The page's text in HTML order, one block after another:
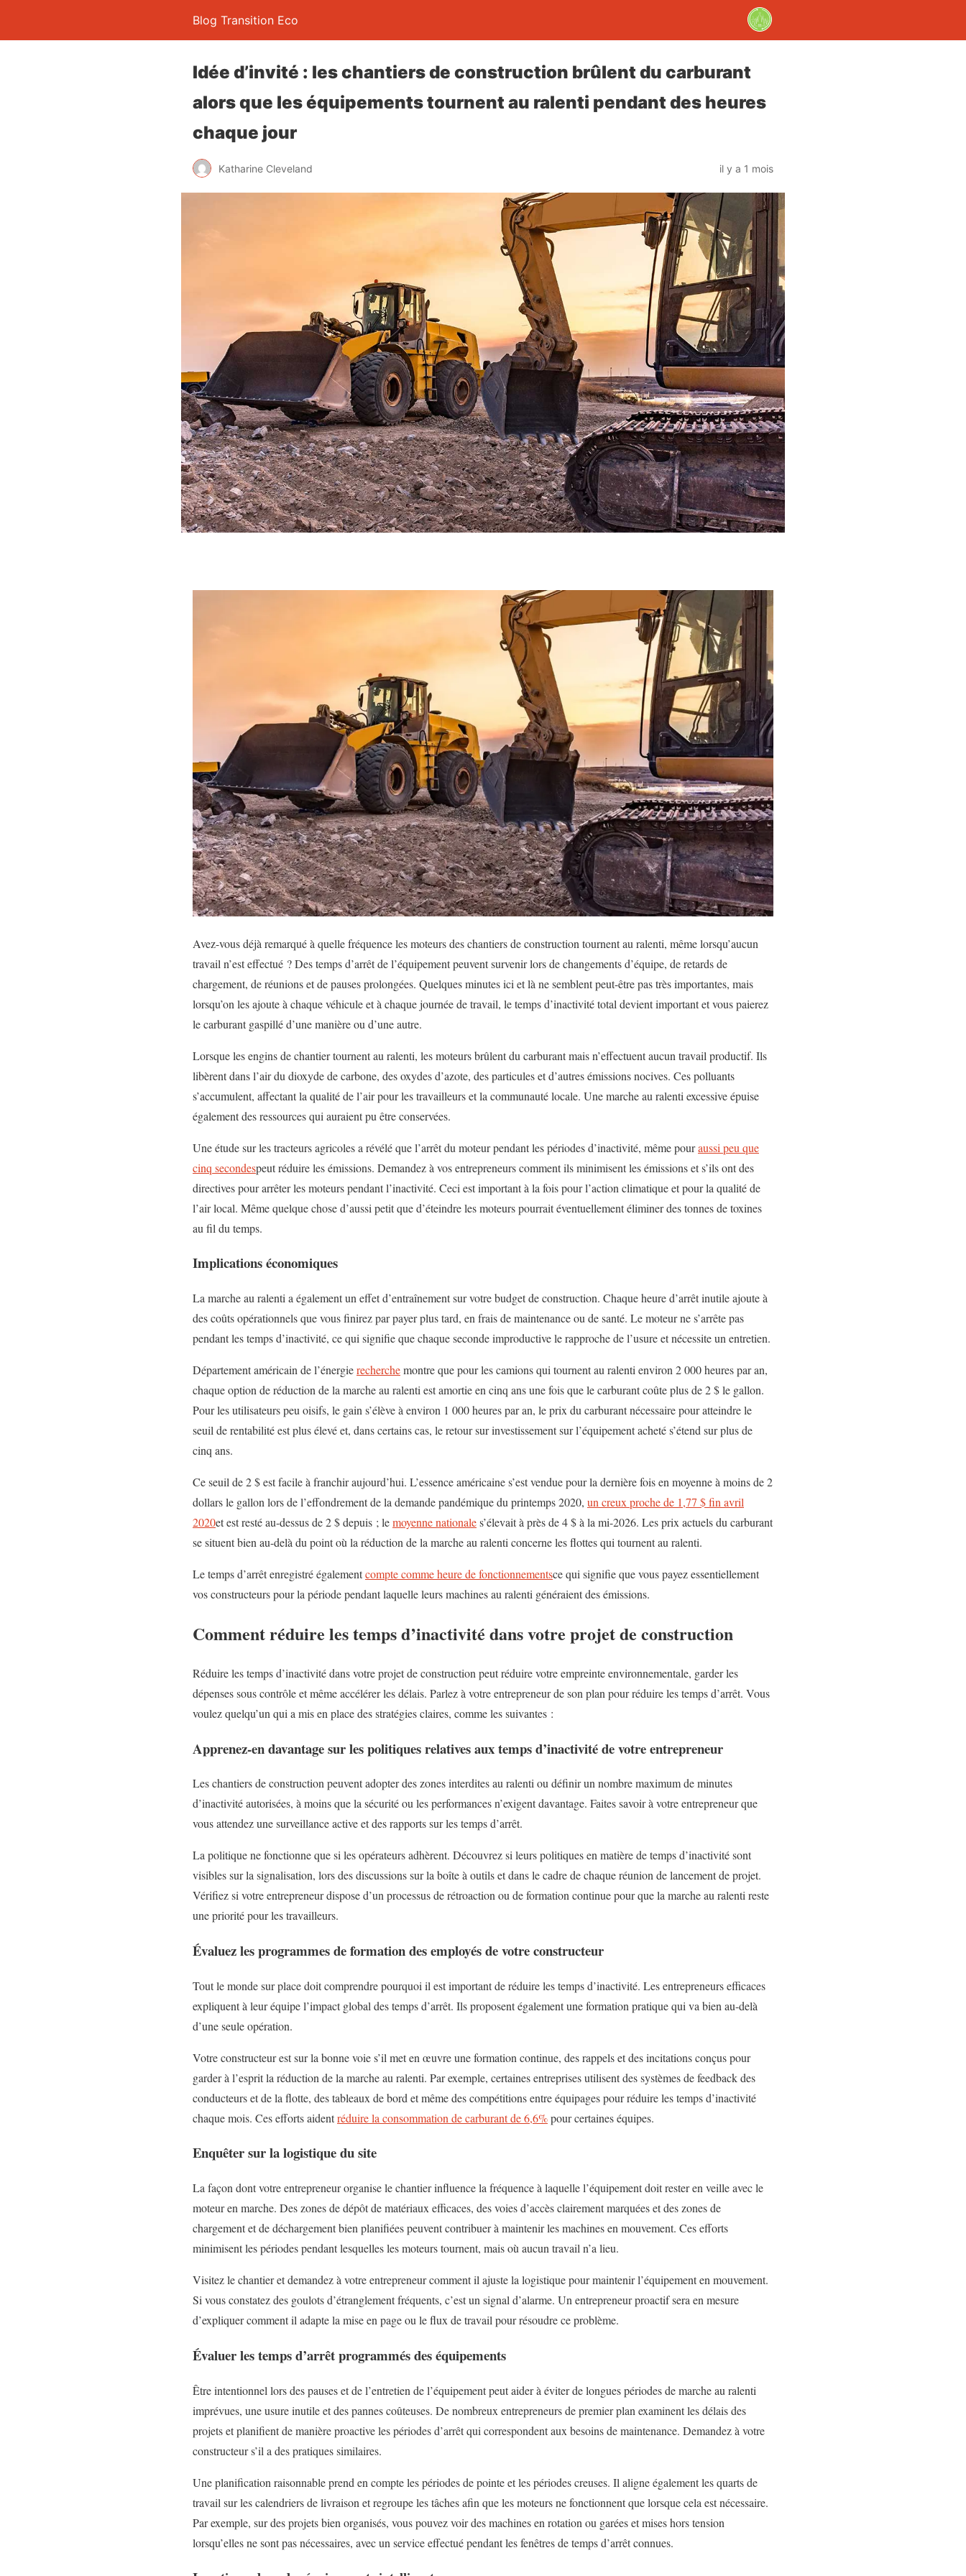
Blog Transition Eco
Idée d’invité : les chantiers de construction brûlent du carburant
alors que les équipements tournent au ralenti pendant des heures
chaque jour
Katharine Cleveland il y a 1 mois
Avez-vous déjà remarqué à quelle fréquence les moteurs des chantiers de construction tournent au ralenti, même lorsqu’aucun
travail n’est effectué ? Des temps d’arrêt de l’équipement peuvent survenir lors de changements d’équipe, de retards de
chargement, de réunions et de pauses prolongées. Quelques minutes ici et là ne semblent peut-être pas très importantes, mais
lorsqu’on les ajoute à chaque véhicule et à chaque journée de travail, le temps d’inactivité total devient important et vous paierez
le carburant gaspillé d’une manière ou d’une autre.
Lorsque les engins de chantier tournent au ralenti, les moteurs brûlent du carburant mais n’effectuent aucun travail productif. Ils
libèrent dans l’air du dioxyde de carbone, des oxydes d’azote, des particules et d’autres émissions nocives. Ces polluants
s’accumulent, affectant la qualité de l’air pour les travailleurs et la communauté locale. Une marche au ralenti excessive épuise
également des ressources qui auraient pu être conservées.
Une étude sur les tracteurs agricoles a révélé que l’arrêt du moteur pendant les périodes d’inactivité, même pouraussi peu que
cinq secondespeut réduire les émissions. Demandez à vos entrepreneurs comment ils minimisent les émissions et s’ils ont des
directives pour arrêter les moteurs pendant l’inactivité. Ceci est important à la fois pour l’action climatique et pour la qualité de
l’air local. Même quelque chose d’aussi petit que d’éteindre les moteurs pourrait éventuellement éliminer des tonnes de toxines
au fil du temps.
Implications économiques
La marche au ralenti a également un effet d’entraînement sur votre budget de construction. Chaque heure d’arrêt inutile ajoute à
des coûts opérationnels que vous finirez par payer plus tard, en frais de maintenance ou de santé. Le moteur ne s’arrête pas
pendant les temps d’inactivité, ce qui signifie que chaque seconde improductive le rapproche de l’usure et nécessite un entretien.
Département américain de l’énergierecherchemontre que pour les camions qui tournent au ralenti environ 2 000 heures par an,
chaque option de réduction de la marche au ralenti est amortie en cinq ans une fois que le carburant coûte plus de 2 $ le gallon.
Pour les utilisateurs peu oisifs, le gain s’élève à environ 1 000 heures par an, le prix du carburant nécessaire pour atteindre le
seuil de rentabilité est plus élevé et, dans certains cas, le retour sur investissement sur l’équipement acheté s’étend sur plus de
cinq ans.
Ce seuil de 2 $ est facile à franchir aujourd’hui. L’essence américaine s’est vendue pour la dernière fois en moyenne à moins de 2
dollars le gallon lors de l’effondrement de la demande pandémique du printemps 2020, un creux proche de 1,77 $ fin avril
2020et est resté au-dessus de 2 $ depuis ; lemoyenne nationales’élevait à près de 4 $ à la mi-2026. Les prix actuels du carburant
se situent bien au-delà du point où la réduction de la marche au ralenti concerne les flottes qui tournent au ralenti.
Le temps d’arrêt enregistré égalementcompte comme heure de fonctionnementsce qui signifie que vous payez essentiellement
vos constructeurs pour la période pendant laquelle leurs machines au ralenti généraient des émissions.
Comment réduire les temps d’inactivité dans votre projet de construction
Réduire les temps d’inactivité dans votre projet de construction peut réduire votre empreinte environnementale, garder les
dépenses sous contrôle et même accélérer les délais. Parlez à votre entrepreneur de son plan pour réduire les temps d’arrêt. Vous
voulez quelqu’un qui a mis en place des stratégies claires, comme les suivantes :
Apprenez-en davantage sur les politiques relatives aux temps d’inactivité de votre entrepreneur
Les chantiers de construction peuvent adopter des zones interdites au ralenti ou définir un nombre maximum de minutes
d’inactivité autorisées, à moins que la sécurité ou les performances n’exigent davantage. Faites savoir à votre entrepreneur que
vous attendez une surveillance active et des rapports sur les temps d’arrêt.
La politique ne fonctionne que si les opérateurs adhèrent. Découvrez si leurs politiques en matière de temps d’inactivité sont
visibles sur la signalisation, lors des discussions sur la boîte à outils et dans le cadre de chaque réunion de lancement de projet.
Vérifiez si votre entrepreneur dispose d’un processus de rétroaction ou de formation continue pour que la marche au ralenti reste
une priorité pour les travailleurs.
Évaluez les programmes de formation des employés de votre constructeur
Tout le monde sur place doit comprendre pourquoi il est important de réduire les temps d’inactivité. Les entrepreneurs efficaces
expliquent à leur équipe l’impact global des temps d’arrêt. Ils proposent également une formation pratique qui va bien au-delà
d’une seule opération.
Votre constructeur est sur la bonne voie s’il met en œuvre une formation continue, des rappels et des incitations conçus pour
garder à l’esprit la réduction de la marche au ralenti. Par exemple, certaines entreprises utilisent des systèmes de feedback des
conducteurs et de la flotte, des tableaux de bord et même des compétitions entre équipages pour réduire les temps d’inactivité
chaque mois. Ces efforts aidentréduire la consommation de carburant de 6,6%pour certaines équipes.
Enquêter sur la logistique du site
La façon dont votre entrepreneur organise le chantier influence la fréquence à laquelle l’équipement doit rester en veille avec le
moteur en marche. Des zones de dépôt de matériaux efficaces, des voies d’accès clairement marquées et des zones de
chargement et de déchargement bien planifiées peuvent contribuer à maintenir les machines en mouvement. Ces efforts
minimisent les périodes pendant lesquelles les moteurs tournent, mais où aucun travail n’a lieu.
Visitez le chantier et demandez à votre entrepreneur comment il ajuste la logistique pour maintenir l’équipement en mouvement.
Si vous constatez des goulots d’étranglement fréquents, c’est un signal d’alarme. Un entrepreneur proactif sera en mesure
d’expliquer comment il adapte la mise en page ou le flux de travail pour résoudre ce problème.
Évaluer les temps d’arrêt programmés des équipements
Être intentionnel lors des pauses et de l’entretien de l’équipement peut aider à éviter de longues périodes de marche au ralenti
imprévues, une usure inutile et des pannes coûteuses. De nombreux entrepreneurs de premier plan examinent les délais des
projets et planifient de manière proactive les périodes d’arrêt qui correspondent aux besoins de maintenance. Demandez à votre
constructeur s’il a des pratiques similaires.
Une planification raisonnable prend en compte les périodes de pointe et les périodes creuses. Il aligne également les quarts de
travail sur les calendriers de livraison et regroupe les tâches afin que les moteurs ne fonctionnent que lorsque cela est nécessaire.
Par exemple, sur des projets bien organisés, vous pouvez voir des machines en rotation ou garées et mises hors tension
lorsqu’elles ne sont pas nécessaires, avec un service effectué pendant les fenêtres de temps d’arrêt connues.